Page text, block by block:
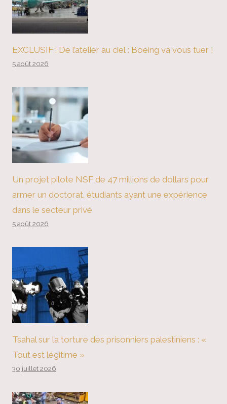
EXCLUSIF : De l’atelier au ciel : Boeing va vous tuer !
5 août 2026
Un projet pilote NSF de 47 millions de dollars pour
armer un doctorat. étudiants ayant une expérience
dans le secteur privé
5 août 2026
Tsahal sur la torture des prisonniers palestiniens : «
Tout est légitime »
30 juillet 2026